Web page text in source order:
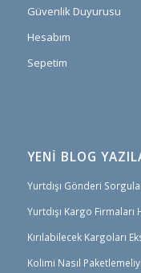
Güvenlik Duyurusu
Hesabım
Sepetim
YENİ BLOG
Yurtdışı Gönderi
Yurtdışı Kargo Firmaları
Kırılabilecek Kargoları
Kolimi Nasıl